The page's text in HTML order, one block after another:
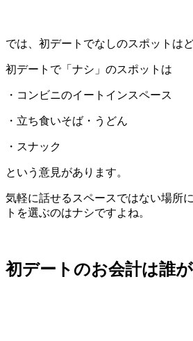
では、初デートでなしのスポットは
初デートで「ナシ」のスポットは
・コンビニのイートインスペース
・立ち食いそば・うどん
・スナック
という意見があります。
気軽に話せるスペースではない場所
トを選ぶのはナシですよね。
初デートのお会計は誰